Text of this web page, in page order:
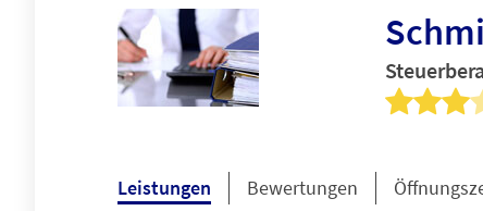
Leistungen Bewertungen